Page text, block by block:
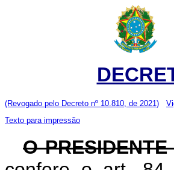
(Revogado pelo Decreto nº 10.810, de 2021)
Texto para impressão
O